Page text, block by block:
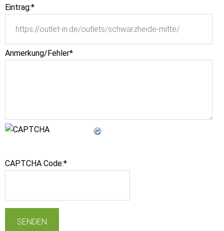
Eintrag:*
Anmerkung/Fehler*
CAPTCHA Code:*